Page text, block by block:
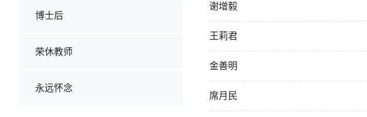
博士后
荣休教师
永远怀念
谢增毅
王莉君
金善明
席月民